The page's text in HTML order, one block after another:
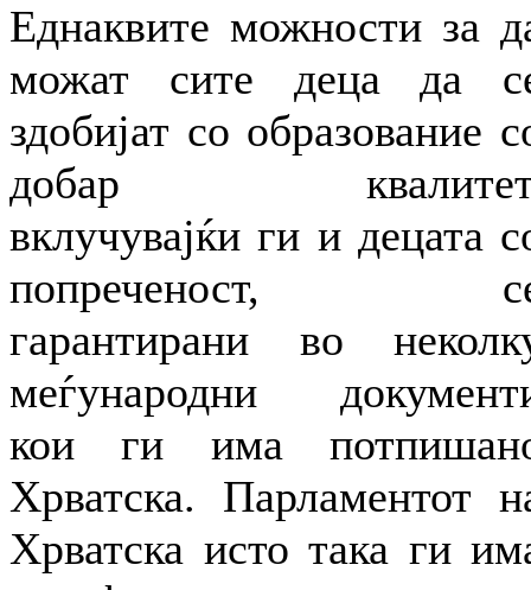
Еднаквите можности за
можат сите деца да
здобијат со образование
добар
вклучувајќи ги и децата
попреченост,
гарантирани во
меѓународни
кои ги има
Хрватска. Парламентот
Хрватска исто така ги